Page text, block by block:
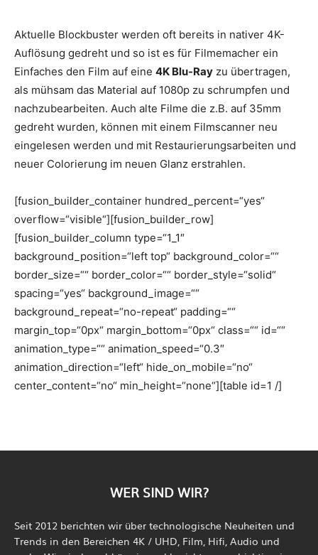
Aktuelle Blockbuster werden oft bereits in nativer 4K-
Auflösung gedreht und so ist es für Filmemacher ein
Einfaches den Film auf eine 4K Blu-Ray zu übertragen,
als mühsam das Material auf 1080p zu schrumpfen und
nachzubearbeiten. Auch alte Filme die z.B. auf 35mm
gedreht wurden, können mit einem Filmscanner neu
eingelesen werden und mit Restaurierungsarbeiten und
neuer Colorierung im neuen Glanz erstrahlen.
[fusion_builder_container hundred_percent=“yes“
overflow=“visible“][fusion_builder_row]
[fusion_builder_column type=“1_1″
background_position=“left top“ background_color=““
border_size=““ border_color=““ border_style=“solid“
spacing=“yes“ background_image=““
background_repeat=“no-repeat“ padding=““
margin_top=“0px“ margin_bottom=“0px“ class=““ id=““
animation_type=““ animation_speed=“0.3″
animation_direction=“left“ hide_on_mobile=“no“
center_content=“no“ min_height=“none“][table id=1 /]
WER SIND WIR?
Seit 2012 berichten wir über technologische Neuheiten und
Trends in den Bereichen 4K / UHD, Film, Hifi, Audio und